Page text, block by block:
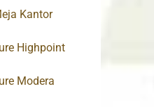
Kantor
Highpoint
Modera